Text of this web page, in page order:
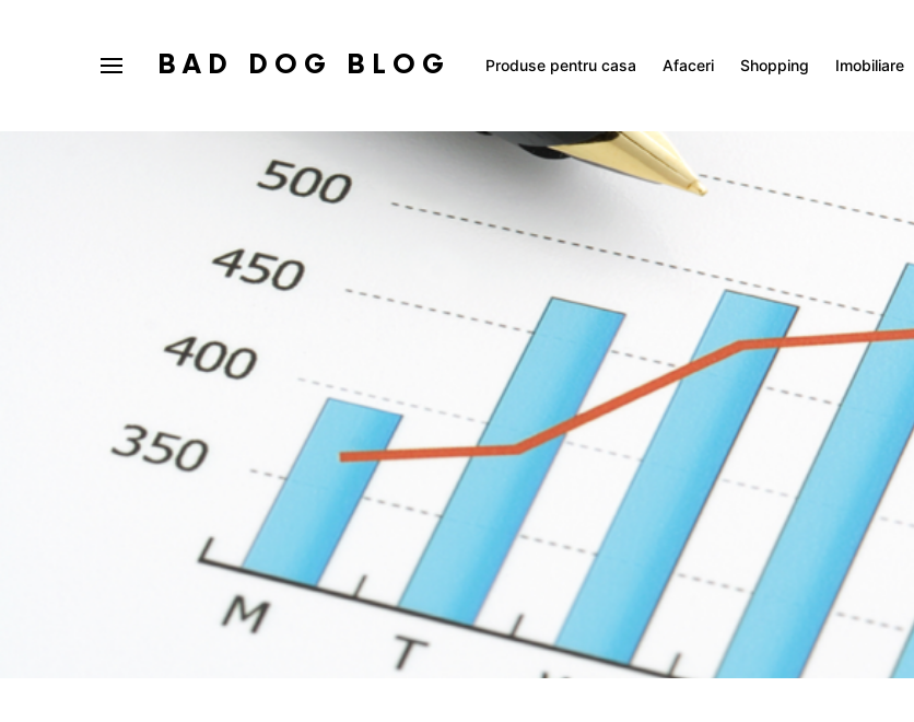
BAD DOG BLOG Produse pentru casa Afaceri Shopping Imobiliare